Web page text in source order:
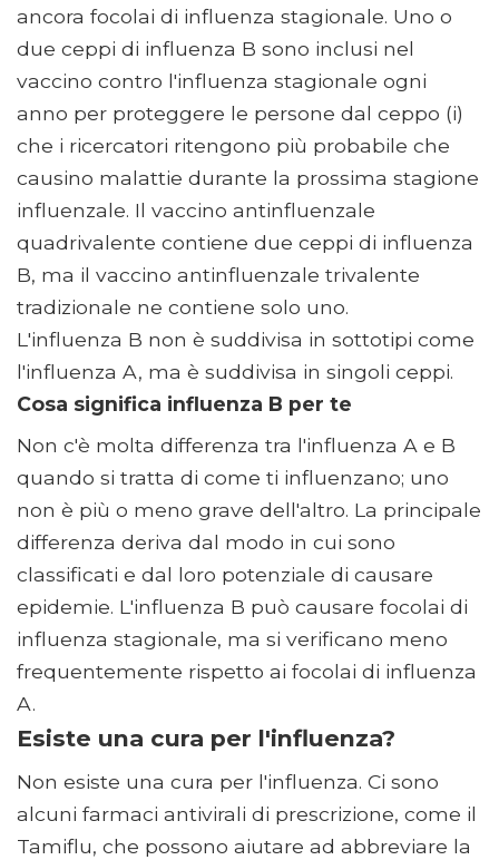
ancora focolai di influenza stagionale. Uno o
due ceppi di influenza B sono inclusi nel
vaccino contro l'influenza stagionale ogni
anno per proteggere le persone dal ceppo (i)
che i ricercatori ritengono più probabile che
causino malattie durante la prossima stagione
influenzale. Il vaccino antinfluenzale
quadrivalente contiene due ceppi di influenza
B, ma il vaccino antinfluenzale trivalente
tradizionale ne contiene solo uno.
L'influenza B non è suddivisa in sottotipi come
l'influenza A, ma è suddivisa in singoli ceppi.
Cosa significa influenza B per te
Non c'è molta differenza tra l'influenza A e B
quando si tratta di come ti influenzano; uno
non è più o meno grave dell'altro. La principale
differenza deriva dal modo in cui sono
classificati e dal loro potenziale di causare
epidemie. L'influenza B può causare focolai di
influenza stagionale, ma si verificano meno
frequentemente rispetto ai focolai di influenza
A.
Esiste una cura per l'influenza?
Non esiste una cura per l'influenza. Ci sono
alcuni farmaci antivirali di prescrizione, come il
Tamiflu, che possono aiutare ad abbreviare la